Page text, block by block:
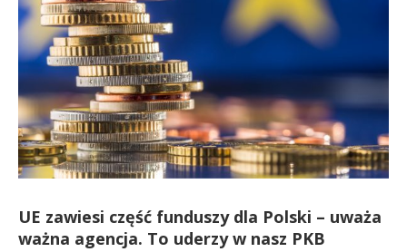
UE zawiesi część funduszy dla Polski – uważa
ważna agencja. To uderzy w nasz PKB